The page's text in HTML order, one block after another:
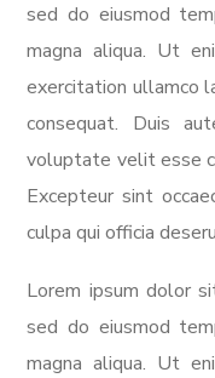
sed do eiusmod
magna aliqua. Ut
exercitation ullamco
consequat. Duis
voluptate velit esse
Excepteur sint
culpa qui officia
Lorem ipsum dolor
sed do eiusmod
magna aliqua. Ut